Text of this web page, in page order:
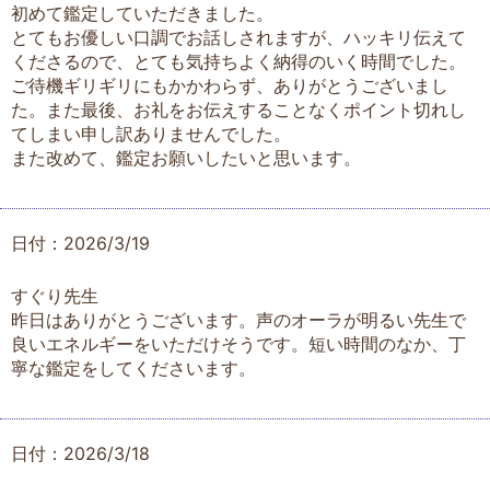
初めて鑑定していただきました。
とてもお優しい口調でお話しされますが、ハッキリ伝えて
くださるので、とても気持ちよく納得のいく時間でした。
ご待機ギリギリにもかかわらず、ありがとうございまし
た。また最後、お礼をお伝えすることなくポイント切れし
てしまい申し訳ありませんでした。
また改めて、鑑定お願いしたいと思います。
日付：2026/3/19
すぐり先生
昨日はありがとうございます。声のオーラが明るい先生で
良いエネルギーをいただけそうです。短い時間のなか、丁
寧な鑑定をしてくださいます。
日付：2026/3/18